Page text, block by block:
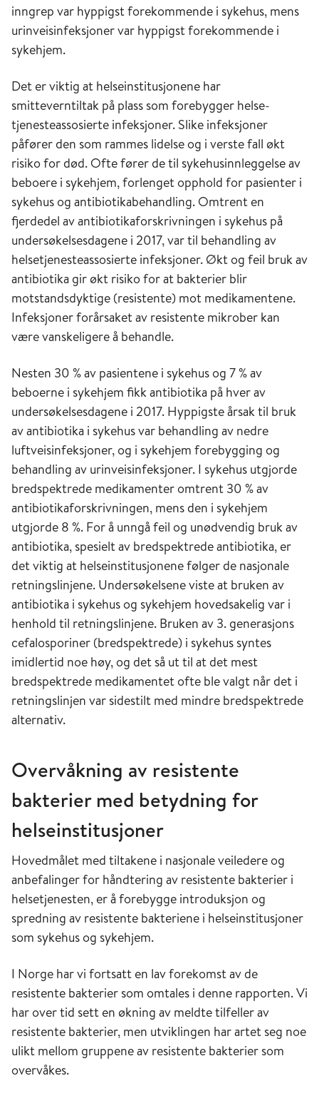
inngrep var hyppigst forekommende i sykehus, mens
urinveisinfeksjoner var hyppigst forekommende i
sykehjem.
Det er viktig at helseinstitusjonene har
smitteverntiltak på plass som forebygger helse­
tjenesteassosierte infeksjoner. Slike infeksjoner
påfører den som rammes lidelse og i verste fall økt
risiko for død. Ofte fører de til sykehusinnleggelse av
beboere i sykehjem, forlenget opphold for pasienter i
sykehus og antibiotikabehandling. Omtrent en
fjerdedel av antibiotikaforskrivningen i sykehus på
undersøkelsesdagene i 2017, var til behandling av
helsetjenesteassosierte infeksjoner. Økt og feil bruk av
antibiotika gir økt risiko for at bakterier blir
motstandsdyktige (resistente) mot medikamentene.
Infeksjoner forårsaket av resistente mikrober kan
være vanskeligere å behandle.
Nesten 30 % av pasientene i sykehus og 7 % av
beboerne i sykehjem fikk antibiotika på hver av
undersøkelsesdagene i 2017. Hyppigste årsak til bruk
av antibiotika i sykehus var behandling av nedre
luftveisinfeksjoner, og i sykehjem forebygging og
behandling av urinveisinfeksjoner. I sykehus utgjorde
bredspektrede medikamenter omtrent 30 % av
antibiotikaforskrivningen, mens den i sykehjem
utgjorde 8 %. For å unngå feil og unødvendig bruk av
antibiotika, spesielt av bredspektrede antibiotika, er
det viktig at helseinstitusjonene følger de nasjonale
retningslinjene. Undersøkelsene viste at bruken av
antibiotika i sykehus og sykehjem hovedsakelig var i
henhold til retningslinjene. Bruken av 3. generasjons
cefalosporiner (bredspektrede) i sykehus syntes
imidlertid noe høy, og det så ut til at det mest
bredspektrede medikamentet ofte ble valgt når det i
retningslinjen var sidestilt med mindre bredspektrede
alternativ.
Overvåkning av resistente
bakterier med betydning for
helseinstitusjoner
Hovedmålet med tiltakene i nasjonale veiledere og
anbefalinger for håndtering av resistente bakterier i
helsetjenesten, er å forebygge introduksjon og
spredning av resistente bakteriene i helseinstitusjoner
som sykehus og sykehjem.
I Norge har vi fortsatt en lav forekomst av de
resistente bakterier som omtales i denne rapporten. Vi
har over tid sett en økning av meldte tilfeller av
resistente bakterier, men utviklingen har artet seg noe
ulikt mellom gruppene av resistente bakterier som
overvåkes.